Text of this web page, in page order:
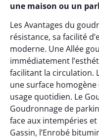
une maison ou un
Les Avantages du
résistance, sa facilité
moderne. Une Allée
immédiatement
facilitant la circulation.
une surface
usage quotidien. Le
Goudronnage de
face aux intempéries
Gassin, l’Enrobé